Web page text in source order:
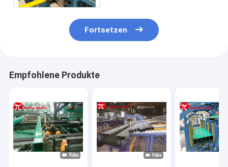
Fortsetzen
Empfohlene Produkte